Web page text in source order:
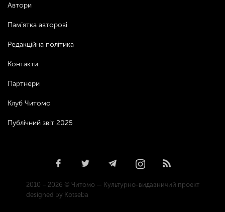
Автори
Пам’ятка авторові
Редакційна політика
Контакти
Партнери
Клуб Читомо
Публічний звіт 2025
2010 – 2026 © Читомо — Культурно-видавничий проект
designed by Kotseba